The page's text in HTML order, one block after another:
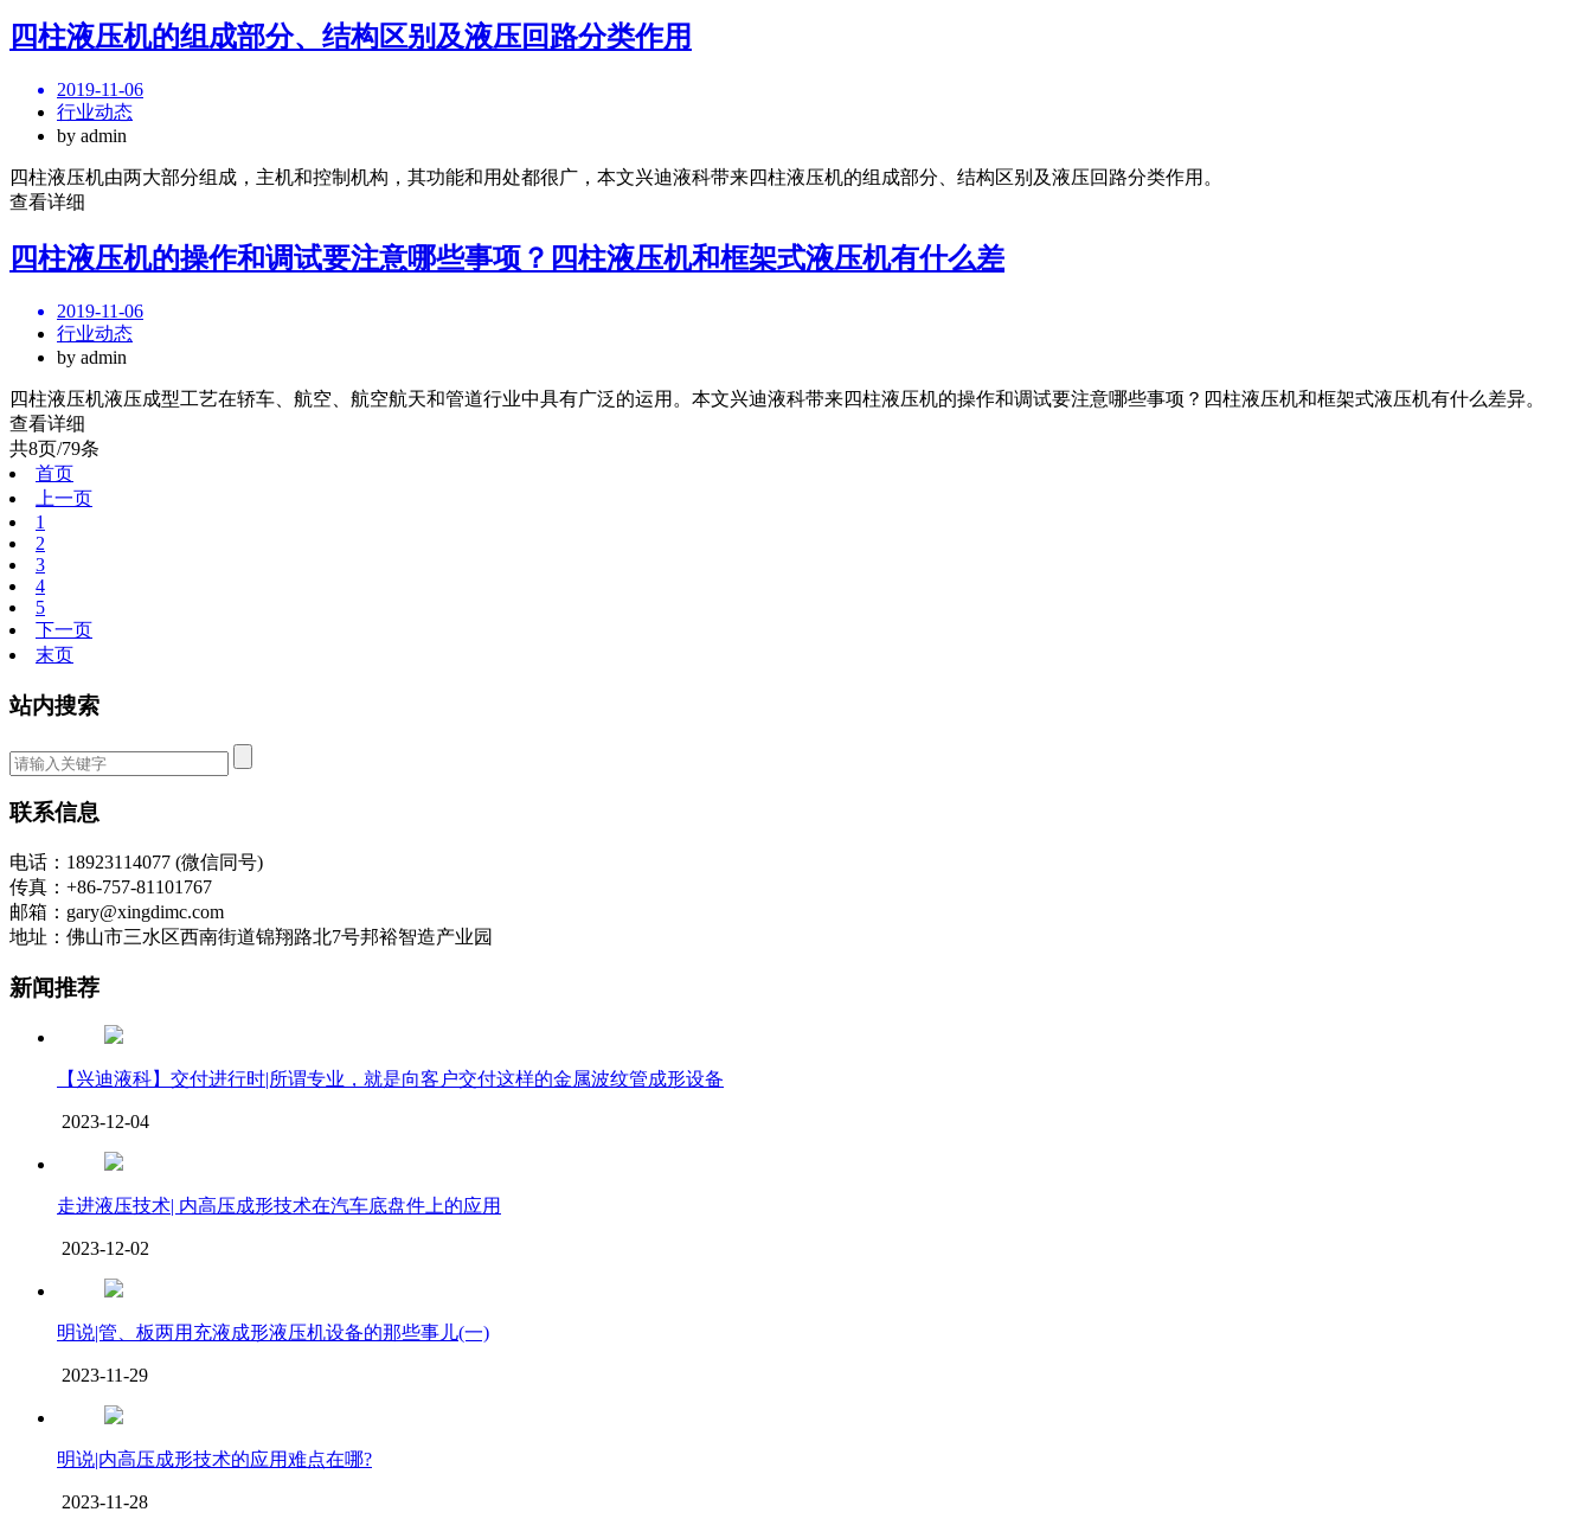
四柱液压机的组成部分、结构区别及液压回路分类作用
2019-11-06
行业动态
by admin
四柱液压机由两大部分组成，主机和控制机构，其功能和用处都很广，本文兴迪液科带来四柱液压机的组成部分、结构区别及液压回路分类作用。
查看详细
四柱液压机的操作和调试要注意哪些事项？四柱液压机和框架式液压机有什么差
2019-11-06
行业动态
by admin
四柱液压机液压成型工艺在轿车、航空、航空航天和管道行业中具有广泛的运用。本文兴迪液科带来四柱液压机的操作和调试要注意哪些事项？四柱液压机和框架式液压机有什么差异。
查看详细
共8页/79条
首页
上一页
1
2
3
4
5
下一页
末页
站内搜索
联系信息
电话：18923114077 (微信同号)
传真：+86-757-81101767
邮箱：gary@xingdimc.com
地址：佛山市三水区西南街道锦翔路北7号邦裕智造产业园
新闻推荐
【兴迪液科】交付进行时|所谓专业，就是向客户交付这样的金属波纹管成形设备
2023-12-04
走进液压技术| 内高压成形技术在汽车底盘件上的应用
2023-12-02
明说|管、板两用充液成形液压机设备的那些事儿(一)
2023-11-29
明说|内高压成形技术的应用难点在哪?
2023-11-28